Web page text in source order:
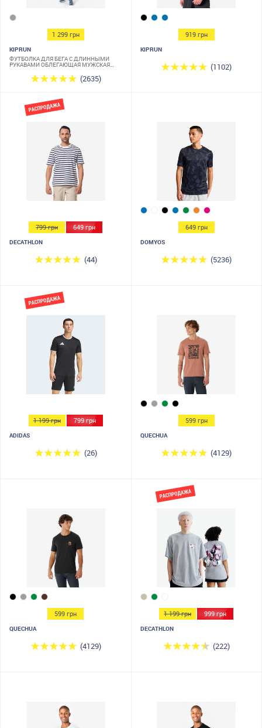
1 299 грн
KIPRUN
ФУТБОЛКА ДЛЯ БЕГА С ДЛИННЫМИ
РУКАВАМИ ОБЛЕГАЮЩАЯ МУЖСКАЯ
(2635)
919 грн
KIPRUN
(1102)
799 грн 649 грн
DECATHLON
(44)
649 грн
DOMYOS
(5236)
1 199 грн 799 грн
ADIDAS
(26)
599 грн
QUECHUA
(4129)
599 грн
QUECHUA
(4129)
1 199 грн 999 грн
DECATHLON
(222)